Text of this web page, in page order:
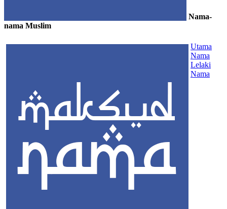
Nama-
nama Muslim
Utama
Nama
Lelaki
Nama